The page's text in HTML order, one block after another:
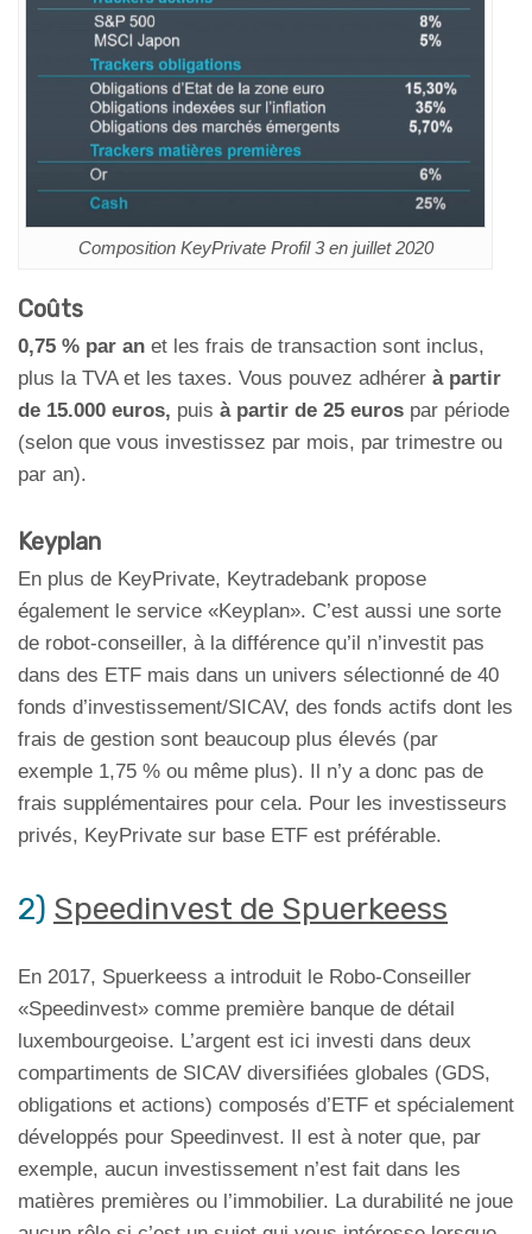
Composition KeyPrivate Profil 3 en juillet 2020
Coûts
0,75 % par an et les frais de transaction sont inclus,
plus la TVA et les taxes. Vous pouvez adhérer à partir
de 15.000 euros, puis à partir de 25 euros par période
(selon que vous investissez par mois, par trimestre ou
par an).
Keyplan
En plus de KeyPrivate, Keytradebank propose
également le service «Keyplan». C’est aussi une sorte
de robot-conseiller, à la différence qu’il n’investit pas
dans des ETF mais dans un univers sélectionné de 40
fonds d’investissement/SICAV, des fonds actifs dont les
frais de gestion sont beaucoup plus élevés (par
exemple 1,75 % ou même plus). Il n’y a donc pas de
frais supplémentaires pour cela. Pour les investisseurs
privés, KeyPrivate sur base ETF est préférable.
2) Speedinvest de Spuerkeess
En 2017, Spuerkeess a introduit le Robo-Conseiller
«Speedinvest» comme première banque de détail
luxembourgeoise. L’argent est ici investi dans deux
compartiments de SICAV diversifiées globales (GDS,
obligations et actions) composés d’ETF et spécialement
développés pour Speedinvest. Il est à noter que, par
exemple, aucun investissement n’est fait dans les
matières premières ou l’immobilier. La durabilité ne joue